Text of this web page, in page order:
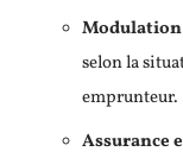
Modulation
selon la
emprunteur.
Assurance